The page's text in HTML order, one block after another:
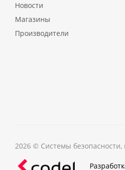
Новости
Магазины
Производители
2026 © Системы